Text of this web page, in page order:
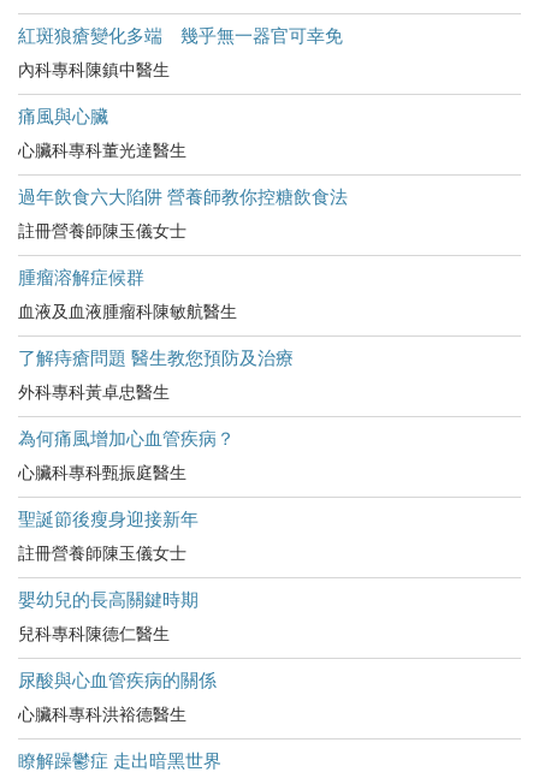
紅斑狼瘡變化多端 幾乎無一器官可幸免
內科專科陳鎮中醫生
痛風與心臟
心臟科專科董光達醫生
過年飲食六大陷阱 營養師教你控糖飲食法
註冊營養師陳玉儀女士
腫瘤溶解症候群
血液及血液腫瘤科陳敏航醫生
了解痔瘡問題 醫生教您預防及治療
外科專科黃卓忠醫生
為何痛風增加心血管疾病？
心臟科專科甄振庭醫生
聖誕節後瘦身迎接新年
註冊營養師陳玉儀女士
嬰幼兒的長高關鍵時期
兒科專科陳德仁醫生
尿酸與心血管疾病的關係
心臟科專科洪裕德醫生
瞭解躁鬱症 走出暗黑世界